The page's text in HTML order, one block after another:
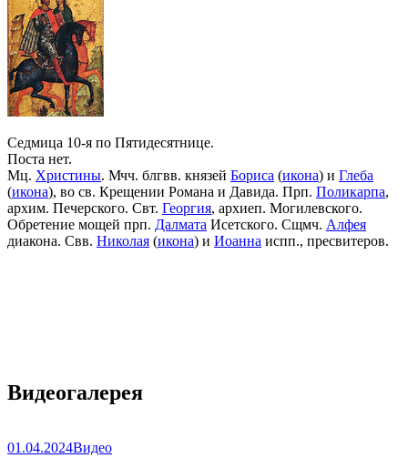
Седмица 10-я по Пятидесятнице.
Поста нет.
Мц. Христины. Мчч. блгвв. князей Бориса (икона) и Глеба
(икона), во св. Крещении Романа и Давида. Прп. Поликарпа,
архим. Печерского. Свт. Георгия, архиеп. Могилевского.
Обретение мощей прп. Далмата Исетского. Сщмч. Алфея
диакона. Свв. Николая (икона) и Иоанна испп., пресвитеров.
Видеогалерея
01.04.2024Видео